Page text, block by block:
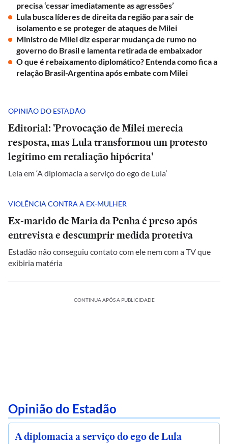
precisa ‘cessar imediatamente as agressões’
Lula busca líderes de direita da região para sair de
isolamento e se proteger de ataques de Milei
Ministro de Milei diz esperar mudança de rumo no
governo do Brasil e lamenta retirada de embaixador
O que é rebaixamento diplomático? Entenda como fica a
relação Brasil-Argentina após embate com Milei
OPINIÃO DO ESTADÃO
Editorial: 'Provocação de Milei merecia
resposta, mas Lula transformou um protesto
legítimo em retaliação hipócrita'
Leia em ‘A diplomacia a serviço do ego de Lula’
VIOLÊNCIA CONTRA A EX-MULHER
Ex-marido de Maria da Penha é preso após
entrevista e descumprir medida protetiva
Estadão não conseguiu contato com ele nem com a TV que
exibiria matéria
CONTINUA APÓS A PUBLICIDADE
Opinião do Estadão
A diplomacia a serviço do ego de Lula